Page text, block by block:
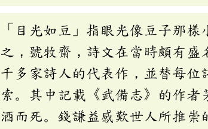
「目光如豆」指眼光像豆子那
之，號牧齋，詩文在當時頗有
千多家詩人的代表作，並替每
索。其中記載《武備志》的作
酒而死。錢謙益感歎世人所推